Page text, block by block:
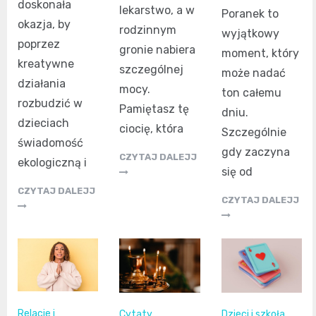
doskonała
okazja, by
poprzez
kreatywne
działania
rozbudzić w
dzieciach
świadomość
ekologiczną i
CZYTAJ DALEJJ
lekarstwo, a w
rodzinnym
gronie nabiera
szczególnej
mocy.
Pamiętasz tę
ciocię, która
CZYTAJ DALEJJ
Poranek to
wyjątkowy
moment, który
może nadać
ton całemu
dniu.
Szczególnie
gdy zaczyna
się od
CZYTAJ DALEJJ
Relacje i